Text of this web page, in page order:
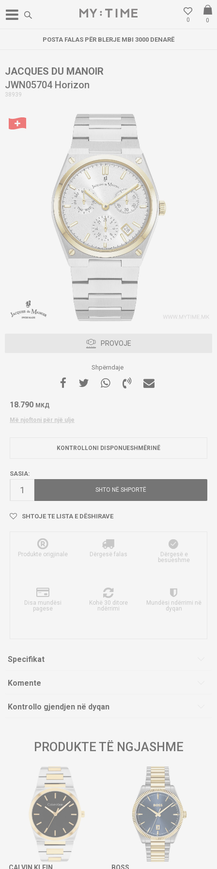
0
0
POSTA FALAS PËR BLERJE MBI 3000 DENARË
JACQUES DU MANOIR
JWN05704 Horizon
38939
PROVOJE
Shpërndaje
18.790 МКД
Më njoftoni për një ulje
KONTROLLONI DISPONUESHMËRINË
SASIA:
SHTO NË SHPORTË
SHTOJE TE LISTA E DËSHIRAVE
Produkte origjinale Dërgesë falas
Dërgesë e
besueshme
Disa mundësi
pagese
Kohë 30 ditore
ndërrimi
Mundësi ndërrimi në
dyqan
Specifikat
Komente
Kontrollo gjendjen në dyqan
PRODUKTE TË NGJASHME